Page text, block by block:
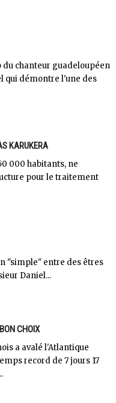
du chanteur guadeloupéen
qui démontre l'une des
KARUKERA
000 habitants, ne
pour le traitement
"simple" entre des êtres
Daniel...
CHOIX
a avalé l'Atlantique
record de 7 jours 17